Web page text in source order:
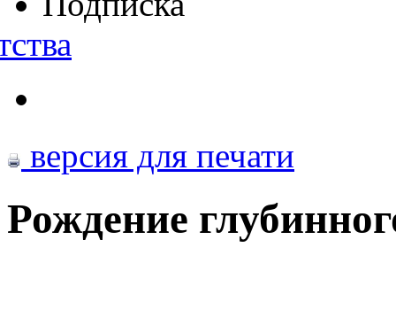
версия для печати
Рождение